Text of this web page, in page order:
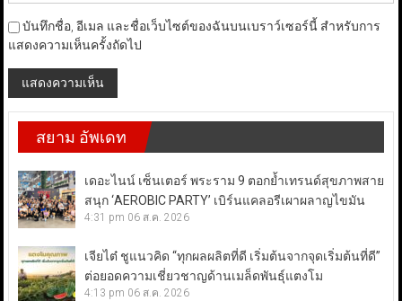
บันทึกชื่อ, อีเมล และชื่อเว็บไซต์ของฉันบนเบราว์เซอร์นี้ สำหรับการ
แสดงความเห็นครั้งถัดไป
สยาม อัพเดท
เดอะไนน์ เซ็นเตอร์ พระราม 9 ตอกย้ำเทรนด์สุขภาพสาย
สนุก ‘AEROBIC PARTY’ เบิร์นแคลอรีเผาผลาญไขมัน
4:31 pm 06 ส.ค. 2026
เจียไต๋ ชูแนวคิด “ทุกผลผลิตที่ดี เริ่มต้นจากจุดเริ่มต้นที่ดี”
ต่อยอดความเชี่ยวชาญด้านเมล็ดพันธุ์แตงโม
4:13 pm 06 ส.ค. 2026